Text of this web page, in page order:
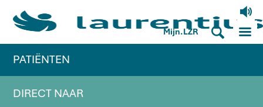
V
Mijn.LZR S M
PATIËNTEN
DIRECT NAAR